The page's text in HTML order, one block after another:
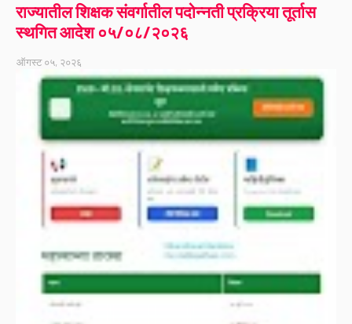
राज्यातील शिक्षक संवर्गातील पदोन्नती प्रक्रिया तूर्तास
स्थगित आदेश ०५/०८/२०२६
ऑगस्ट ०५, २०२६